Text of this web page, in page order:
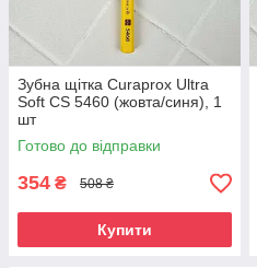
Зубна щітка Curaprox Ultra
Soft CS 5460 (жовта/синя), 1
шт
Готово до відправки
354 ₴ 508 ₴
Купити